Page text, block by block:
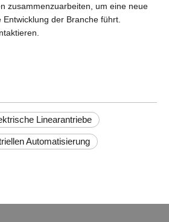
zusammenzuarbeiten, um eine neue
der Branche führt.
Linearantriebe
Automatisierung